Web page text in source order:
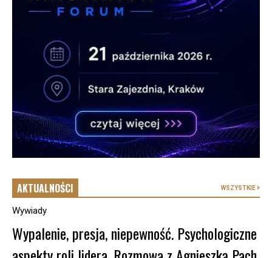
AKTUALNOŚCI WSZYSTKIE
Wywiady
Wypalenie, presja, niepewność. Psychologiczne